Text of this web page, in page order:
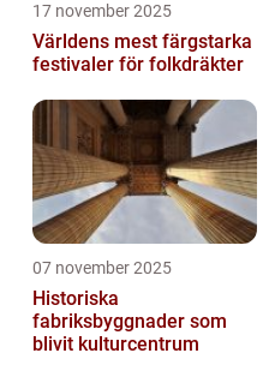
17 november 2025
Världens mest färgstarka
festivaler för folkdräkter
07 november 2025
Historiska
fabriksbyggnader som
blivit kulturcentrum